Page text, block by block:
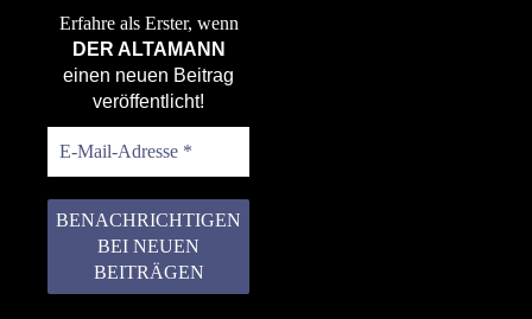
Erfahre als Erster, wenn
DER ALTAMANN
einen neuen Beitrag
veröffentlicht!